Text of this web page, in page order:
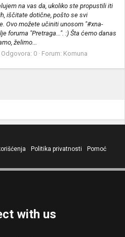
na vas da, ukoliko ste propustili iti
iščitate dotične, pošto se svi
Ovo možete učiniti unosom "#xna-
foruma "Pretraga...". :) Šta ćemo danas
želimo...
Odgovora: 0 Forum: Komuna
Politika privatnosti
Pomoć
with us